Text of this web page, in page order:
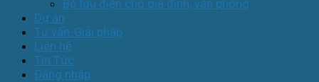
Bộ lưu điện cho gia đình, văn phòng
Dự án
Tư vấn-Giải pháp
Liên hệ
Tin Tức
Đăng nhập